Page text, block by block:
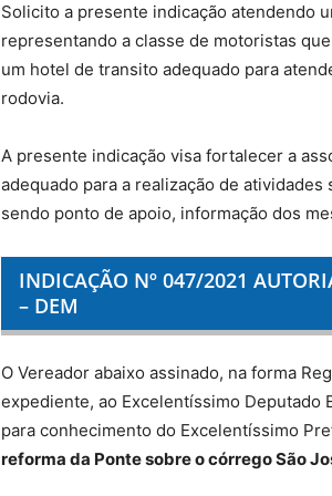
Solicito a presente indicação atendendo
representando a classe de motoristas
um hotel de transito adequado para
rodovia.
A presente indicação visa fortalecer a
adequado para a realização de
sendo ponto de apoio, informação dos
INDICAÇÃO Nº 047/2021
– DEM
O Vereador abaixo assinado, na forma
expediente, ao Excelentíssimo Deputado
para conhecimento do Excelentíssimo
reforma da Ponte sobre o córrego São